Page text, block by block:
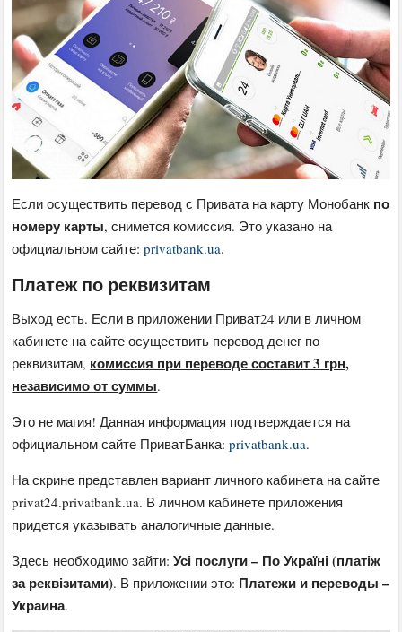
Если осуществить перевод с Привата на карту Монобанк по
номеру карты, снимется комиссия. Это указано на
официальном сайте:privatbank.ua.
Платеж по реквизитам
Выход есть. Если в приложении Приват24 или в личном
кабинете на сайте осуществить перевод денег по
реквизитам, комиссия при переводе составит 3 грн,
независимо от суммы.
Это не магия! Данная информация подтверждается на
официальном сайте ПриватБанка:privatbank.ua.
На скрине представлен вариант личного кабинета на сайте
privat24.privatbank.ua. В личном кабинете приложения
придется указывать аналогичные данные.
Здесь необходимо зайти:Усі послуги – По Україні (платіж
за реквізитами). В приложении это: Платежи и переводы –
Украина.